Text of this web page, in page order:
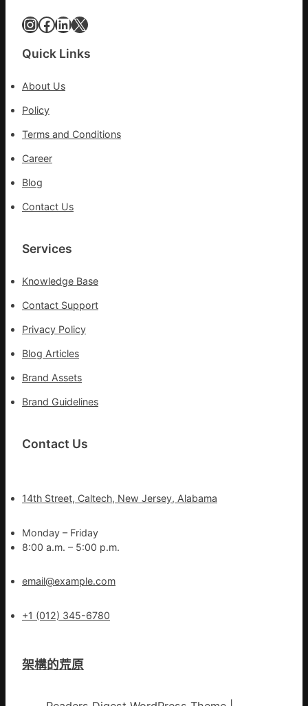
InstagramFacebook LinkedIn X
Quick Links
About Us
Policy
Terms and Conditions
Career
Blog
Contact Us
Services
Knowledge Base
Contact Support
Privacy Policy
Blog Articles
Brand Assets
Brand Guidelines
Contact Us
14th Street, Caltech, New Jersey, Alabama
Monday – Friday
8:00 a.m. – 5:00 p.m.
email@example.com
+1 (012) 345-6780
架構的荒原